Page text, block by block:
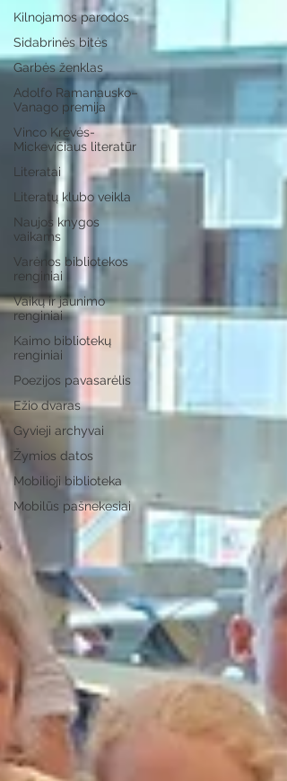
Kilnojamos parodos
Sidabrinės bitės
Garbės ženklas
Adolfo Ramanausko–
Vanago premija
Vinco Krėvės-
Mickevičiaus literatūr
Literatai
Literatų klubo veikla
Naujos knygos
vaikams
Varėnos bibliotekos
renginiai
Vaikų ir jaunimo
renginiai
Kaimo bibliotekų
renginiai
Poezijos pavasarėlis
Ežio dvaras
Gyvieji archyvai
Žymios datos
Mobilioji biblioteka
Mobilūs pašnekesiai